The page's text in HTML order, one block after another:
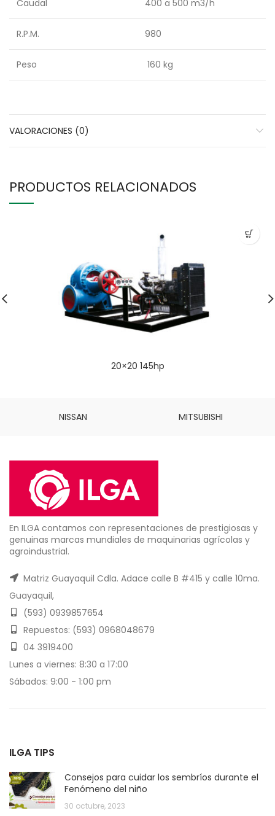
Caudal 400 a 500 m3/h
R.P.M. 980
Peso 160 kg
VALORACIONES (0)
PRODUCTOS RELACIONADOS
20×20 145hp
NISSAN MITSUBISHI
En ILGA contamos con representaciones de prestigiosas y
genuinas marcas mundiales de maquinarias agrícolas y
agroindustrial.
Matriz Guayaquil Cdla. Adace calle B #415 y calle 10ma.
Guayaquil,
(593) 0939857654
Repuestos: (593) 0968048679
04 3919400
Lunes a viernes: 8:30 a 17:00
Sábados: 9:00 - 1:00 pm
ILGA TIPS
Consejos para cuidar los sembríos durante el
Fenómeno del niño
30 octubre, 2023